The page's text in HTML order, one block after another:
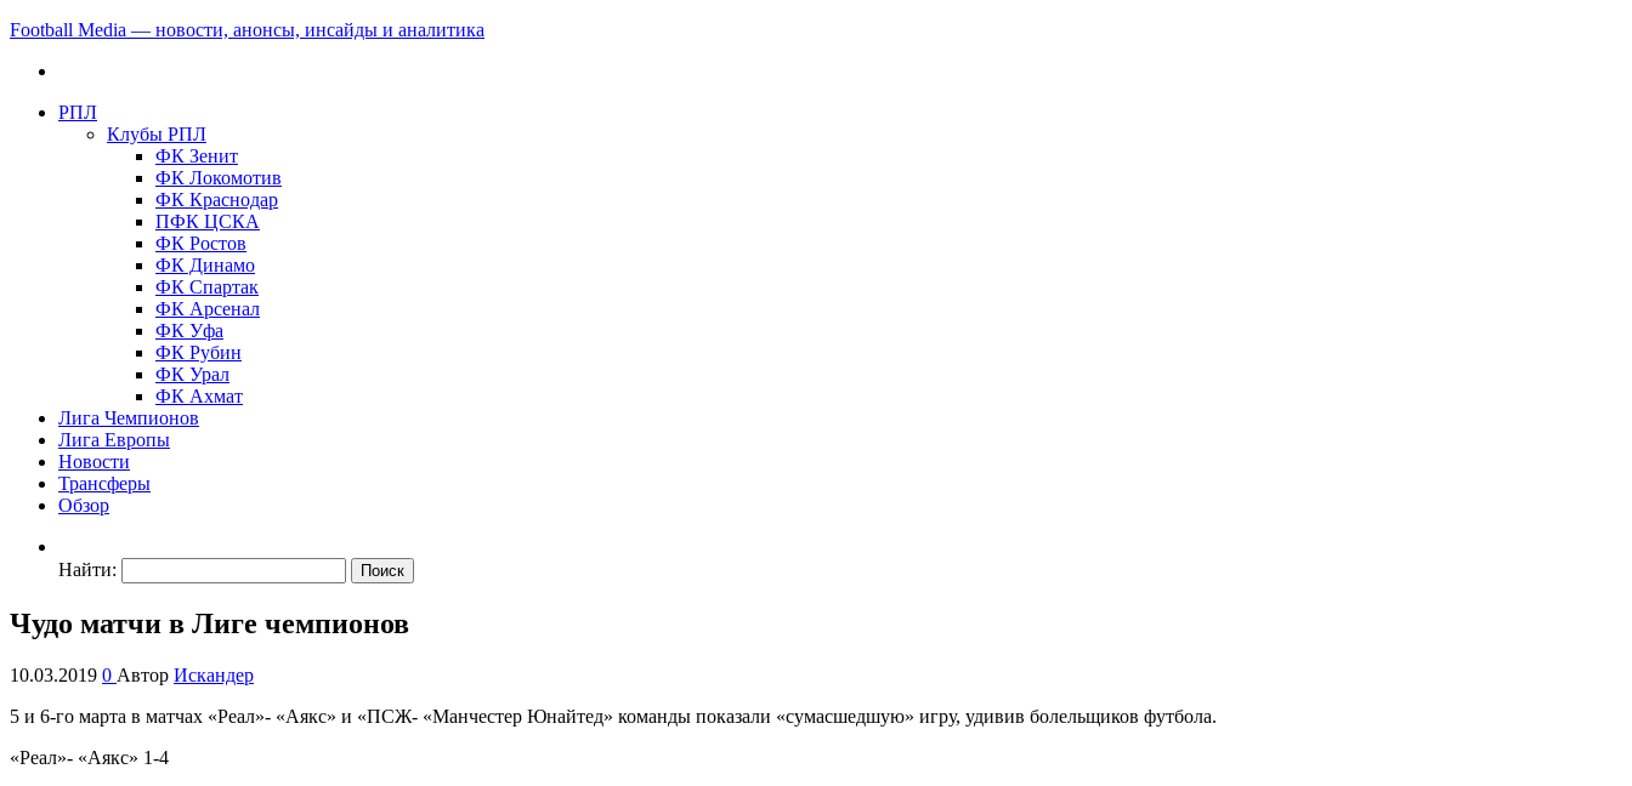
Football Media — новости, анонсы, инсайды и аналитика
РПЛ
Клубы РПЛ
ФК Зенит
ФК Локомотив
ФК Краснодар
ПФК ЦСКА
ФК Ростов
ФК Динамо
ФК Спартак
ФК Арсенал
ФК Уфа
ФК Рубин
ФК Урал
ФК Ахмат
Лига Чемпионов
Лига Европы
Новости
Трансферы
Обзор
Найти:
Чудо матчи в Лиге чемпионов
10.03.2019 0 Автор Искандер
5 и 6-го марта в матчах «Реал»- «Аякс» и «ПСЖ- «Манчестер Юнайтед» команды показали «сумасшедшую» игру, удивив болельщиков футбола.
«Реал»- «Аякс» 1-4